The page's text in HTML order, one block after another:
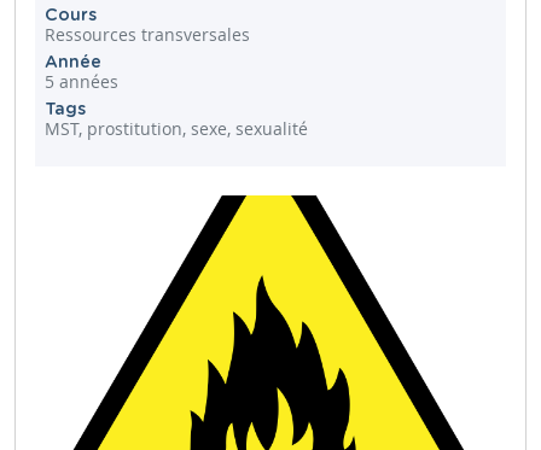
Cours
Ressources transversales
Année
5 années
Tags
MST, prostitution, sexe, sexualité